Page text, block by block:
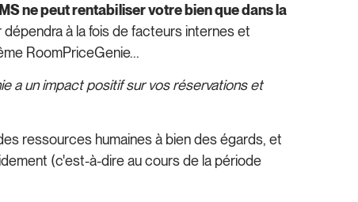
ne peut rentabiliser votre bien que dans la
à la fois de facteurs internes et
RoomPriceGenie...
a un impact positif sur vos réservations et
ressources humaines à bien des égards, et
(c'est-à-dire au cours de la période